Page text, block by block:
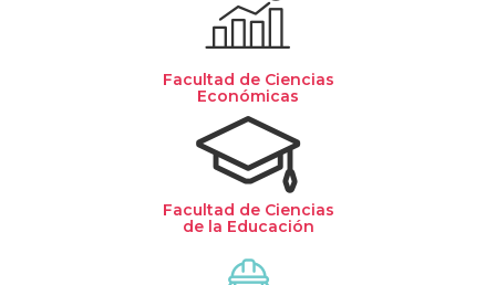
Facultad de Ciencias
Económicas
Facultad de Ciencias
de la Educación